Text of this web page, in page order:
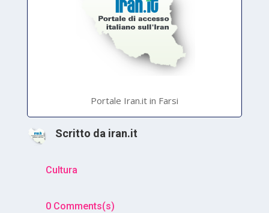
Portale Iran.it in Farsi
Scritto da iran.it
Cultura
0 Comments(s)